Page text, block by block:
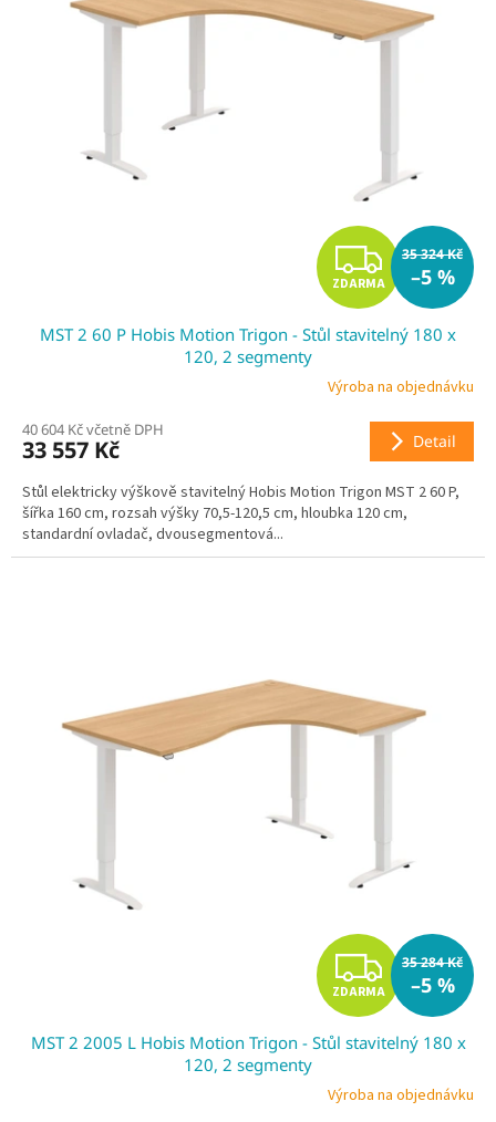
Z
D
A
R
M
A
ZDARMA
35 324 Kč
–5 %
MST 2 60 P Hobis Motion Trigon - Stůl stavitelný 180 x
120, 2 segmenty
Výroba na objednávku
40 604 Kč včetně DPH
33 557 Kč Detail
Stůl elektricky výškově stavitelný Hobis Motion Trigon MST 2 60 P,
šířka 160 cm, rozsah výšky 70,5-120,5 cm, hloubka 120 cm,
standardní ovladač, dvousegmentová...
Z
D
A
R
ZDARMA
35 284 Kč
–5 %
MST 2 2005 L Hobis Motion Trigon - Stůl stavitelný 180 x
120, 2 segmenty
Výroba na objednávku